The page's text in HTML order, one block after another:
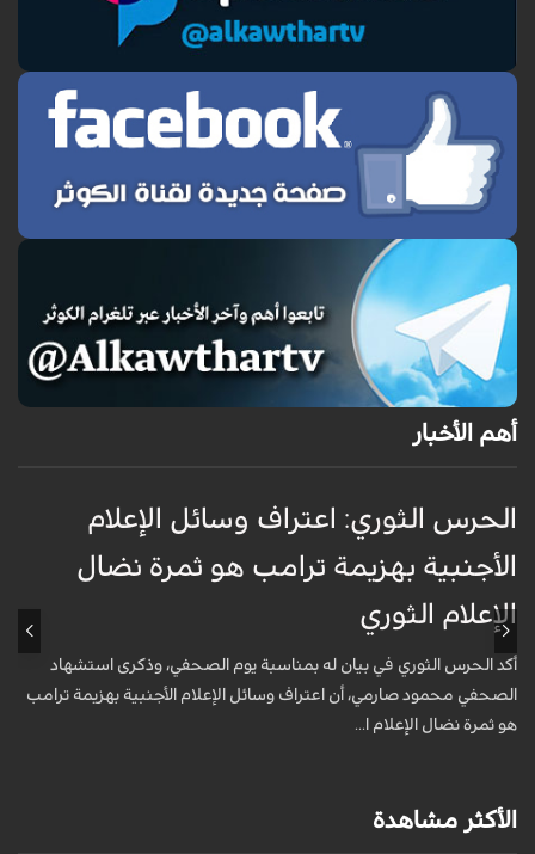
أهم الأخبار
الحرس الثوري: اعتراف وسائل الإعلام
الأجنبية بهزيمة ترامب هو ثمرة نضال
الإعلام الثوري
أكد الحرس الثوري في بيان له بمناسبة يوم الصحفي، وذكرى استشهاد
الصحفي محمود صارمي، أن اعتراف وسائل الإعلام الأجنبية بهزيمة ترامب
هو ثمرة نضال الإعلام ا...
الأكثر مشاهدة